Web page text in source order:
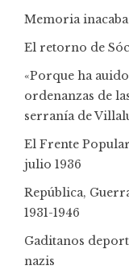
Memoria
El retorno de
«Porque ha
ordenanzas de
serranía de
El Frente
julio 1936
República,
1931-1946
Gaditanos
nazis